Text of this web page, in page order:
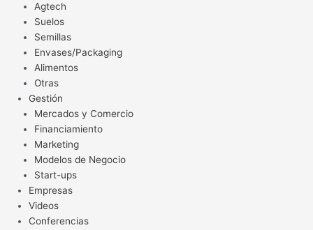
Agtech
Suelos
Semillas
Envases/Packaging
Alimentos
Otras
Gestión
Mercados y Comercio
Financiamiento
Marketing
Modelos de Negocio
Start-ups
Empresas
Videos
Conferencias